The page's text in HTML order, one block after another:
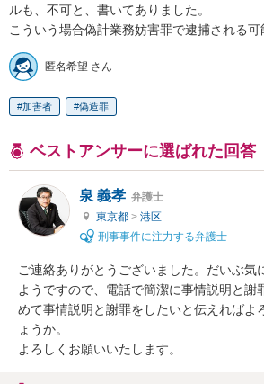
ルも、不可と、書いてありました。
こういう場合偽計業務妨害罪で逮捕される
匿名希望 さん
加害者 偽造罪
ベストアンサーに選ばれた回答
泉 義孝 弁護士
東京都 > 港区
刑事事件に注力する弁護士
ご連絡ありがとうございました。だいぶ気
ようですので、電話で簡潔に事情説明と謝
めて事情説明と謝罪をしたいと伝えればよ
ょうか。
よろしくお願いいたします。